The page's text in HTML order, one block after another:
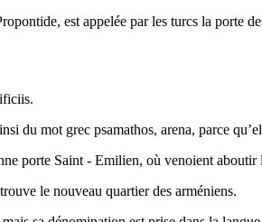
est appelée par les turcs la porte
du mot grec psamathos, arena, parce
porte Saint - Emilien, où venoient
le nouveau quartier des arméniens.